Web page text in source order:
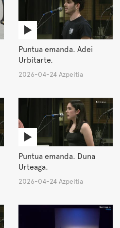
Puntua emanda. Adei
Urbitarte.
2026-04-24 Azpeitia
Puntua emanda. Duna
Urteaga.
2026-04-24 Azpeitia